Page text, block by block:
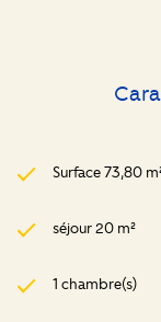
Surface 73,80
séjour 20 m²
1 chambre(s)